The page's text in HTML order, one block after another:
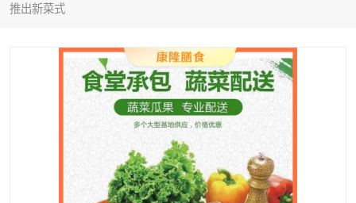
推出新菜式
副食配送